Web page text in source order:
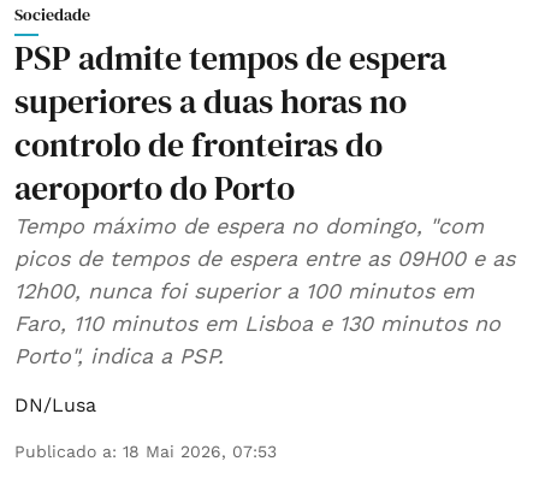
Sociedade
PSP admite tempos de espera
superiores a duas horas no
controlo de fronteiras do
aeroporto do Porto
Tempo máximo de espera no domingo, "com
picos de tempos de espera entre as 09H00 e as
12h00, nunca foi superior a 100 minutos em
Faro, 110 minutos em Lisboa e 130 minutos no
Porto", indica a PSP.
DN/Lusa
Publicado a: 18 Mai 2026, 07:53